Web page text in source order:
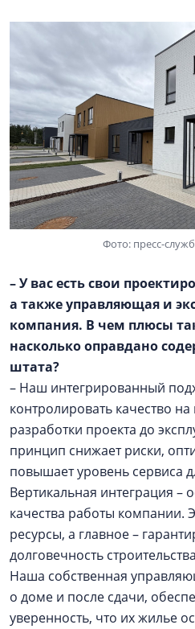
Фото: пресс-
– У вас есть свои
а также управляющая и
компания. В чем плюсы
насколько оправдано
штата?
– Наш интегрированный
контролировать качество
разработки проекта до
принцип снижает риски,
повышает уровень сервиса
Вертикальная интеграция –
качества работы компании.
ресурсы, а главное –
долговечность
Наша собственная
о доме и после сдачи,
уверенность, что их жилье